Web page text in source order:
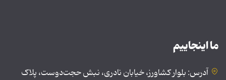
ما اینجاییم
آدرس: بلوار کشاورز، خیابان نادری، نبش حجت‌دوست، پلاک